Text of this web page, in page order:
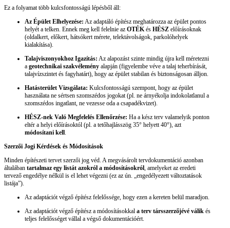
Ez a folyamat több kulcsfontosságú lépésből áll:
Az Épület Elhelyezése: Az adaptáló építész meghatározza az épület pontos
helyét a telken. Ennek meg kell felelnie az OTÉKés HÉSZ előírásoknak
(oldalkert, előkert, hátsókert mérete, telektávolságok, parkolóhelyek
kialakítása).
Talajviszonyokhoz Igazítás: Az alapozást szinte mindig újra kell méretezni
a geotechnikai szakvélemény alapján (figyelembe véve a talaj teherbírását,
talajvízszintet és fagyhatárt), hogy az épület stabilan és biztonságosan álljon.
Hatásterület Vizsgálata: Kulcsfontosságú szempont, hogy az épület
használata ne sértsen szomszédos jogokat (pl. ne árnyékolja indokolatlanul a
szomszédos ingatlant, ne vezesse oda a csapadékvizet).
HÉSZ-nek Való Megfelelés Ellenőrzése: Ha a kész terv valamelyik ponton
eltér a helyi előírásoktól (pl. a tetőhajlásszög 35° helyett 40°), azt
módosítani kell.
Szerzői Jogi Kérdések és Módosítások
Minden építészeti tervet szerzői jog véd. A megvásárolt tervdokumentáció azonban
általában tartalmaz egy listát azokról a módosításokról, amelyeket az eredeti
tervező engedélye nélkül is el lehet végezni (ez az ún. „engedélyezett változtatások
listája”).
Az adaptációt végző építész felelőssége, hogy ezen a kereten belül maradjon.
Az adaptációt végző építész a módosításokkal a terv társszerzőjévé válik és
teljes felelősséget vállal a végső dokumentációért.